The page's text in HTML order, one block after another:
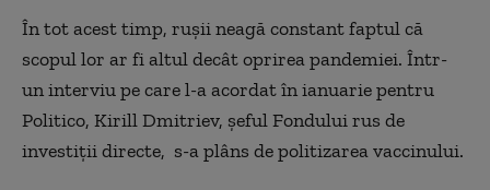
În tot acest timp, rușii neagă constant faptul că
scopul lor ar fi altul decât oprirea pandemiei. Într-
un interviu pe care l-a acordat în ianuarie pentru
Politico, Kirill Dmitriev, șeful Fondului rus de
investiții directe, s-a plâns de politizarea vaccinului.